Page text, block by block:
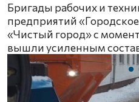
Бригады рабочих и
предприятий
«Чистый город» с
вышли усиленным